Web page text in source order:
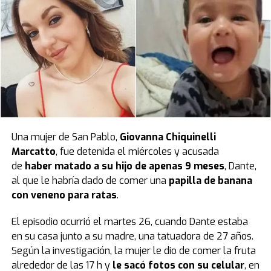
Una mujer de San Pablo, Giovanna Chiquinelli
Marcatto, fue detenida el miércoles y acusada
de haber matado a su hijo de apenas 9 meses, Dante,
al que le habría dado de comer una papilla de banana
con veneno para ratas.
El episodio ocurrió el martes 26, cuando Dante estaba
en su casa junto a su madre, una tatuadora de 27 años.
Según la investigación, la mujer le dio de comer la fruta
alrededor de las 17 h y le sacó fotos con su celular, en